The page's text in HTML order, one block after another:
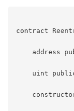
contract
address
uint public